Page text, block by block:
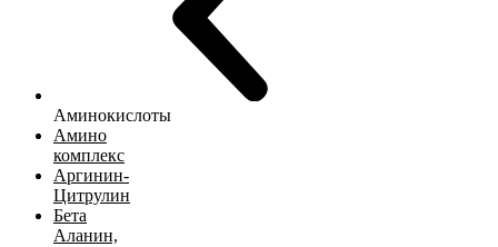
Аминокислоты
Амино
комплекс
Аргинин-
Цитрулин
Бета
Аланин,